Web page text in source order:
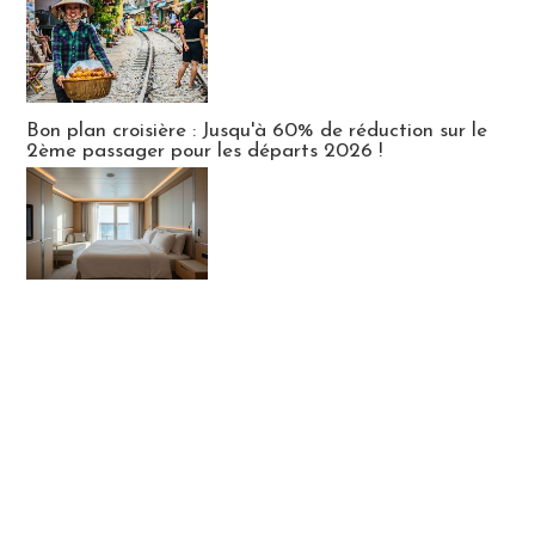
Bon plan croisière : Jusqu'à 60% de réduction sur le
2ème passager pour les départs 2026 !